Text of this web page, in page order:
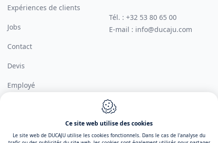
Expériences de clients
Jobs
Contact
Devis
Employé
Tél. : +32 53 80 65 00
E-mail : info@ducaju.com
Conception du site web par IDcreation 2026
Cookie policy
Politique de confidentialité Conditions generales de
Ce site web utilise des cookies
Le site web de DUCAJU utilise les cookies fonctionnels. Dans le cas de l'analyse du